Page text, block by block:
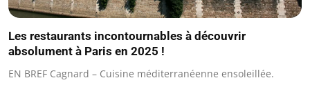
Les restaurants incontournables à découvrir
absolument à Paris en 2025 !
EN BREF Cagnard – Cuisine méditerranéenne ensoleillée.